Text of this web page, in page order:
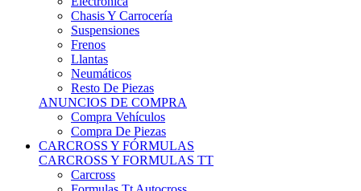
Chasis Y Carrocería
Suspensiones
Frenos
Llantas
Neumáticos
Resto De Piezas
ANUNCIOS DE COMPRA
Compra Vehículos
Compra De Piezas
CARCROSS Y FÓRMULAS
CARCROSS Y FORMULAS TT
Carcross